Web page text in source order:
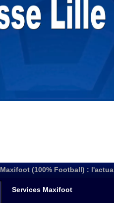
Maxifoot (100% Football) :
Services Maxifoot